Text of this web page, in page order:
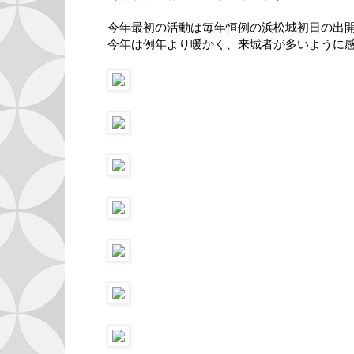
今年最初の活動は毎年恒例の浜松城初日の出
今年は例年より暖かく、来城者が多いように